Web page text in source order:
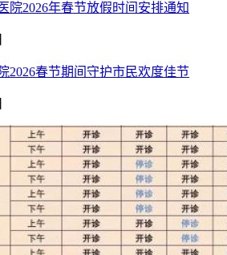
院2026年春节放假时间安排通知
2026春节期间守护市民欢度佳节